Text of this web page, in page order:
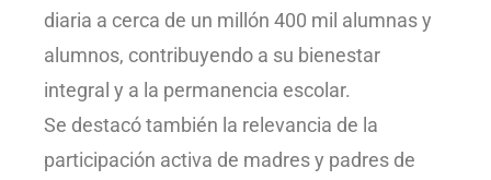
diaria a cerca de un millón 400 mil alumnas y
alumnos, contribuyendo a su bienestar
integral y a la permanencia escolar.
Se destacó también la relevancia de la
participación activa de madres y padres de